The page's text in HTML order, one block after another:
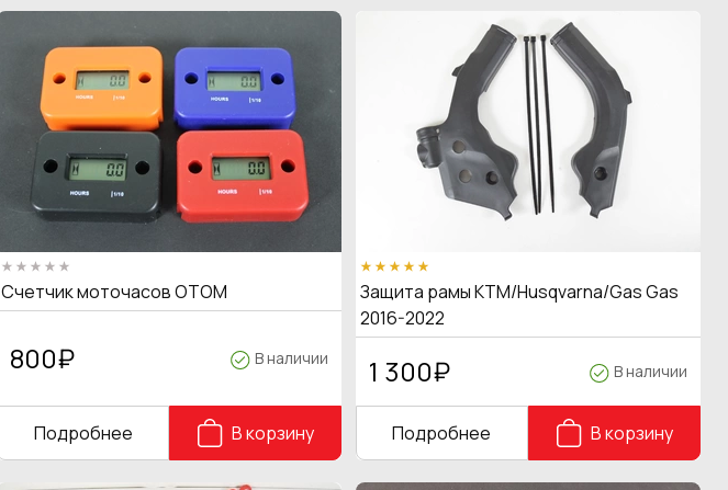
Счетчик моточасов OTOM
800₽ В наличии
Подробнее В корзину
Защита рамы KTM/Husqvarna/Gas Gas
2016-2022
1 300₽ В наличии
Подробнее В корзину